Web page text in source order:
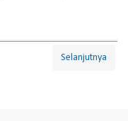
Selanjutnya